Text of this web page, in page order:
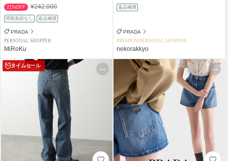
21%OFF ¥242,000
関税負担なし 返品補償
PRADA
PERSONAL SHOPPER
MiRoKu
返品補償
PRADA
PREMIUM PERSONAL SHOPPER
nekorakkyo
タイムセール